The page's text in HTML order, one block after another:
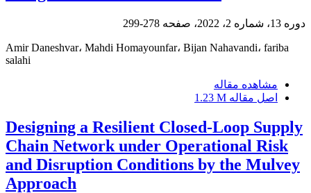
دوره 13، شماره 2، 2022، صفحه 278-299
Amir Daneshvar، Mahdi Homayounfar، Bijan Nahavandi، fariba
salahi
مشاهده مقاله
اصل مقاله 1.23 M
Designing a Resilient Closed-Loop Supply
Chain Network under Operational Risk
and Disruption Conditions by the Mulvey
Approach